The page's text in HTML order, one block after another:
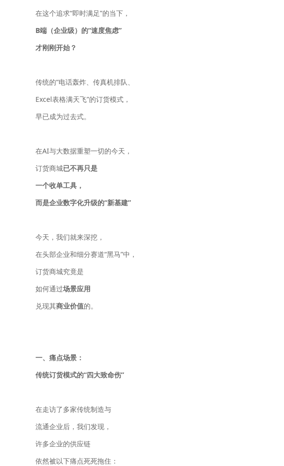
在这个追求“即时满足”的当下，
B端（企业级）的“速度焦虑”
才刚刚开始？
传统的“电话轰炸、传真机排队、
Excel表格满天飞”的订货模式，
早已成为过去式。
在AI与大数据重塑一切的今天，
订货商城已不再只是
一个收单工具，
而是企业数字化升级的“新基建”
今天，我们就来深挖，
在头部企业和细分赛道“黑马”中，
订货商城究竟是
如何通过场景应用
兑现其商业价值的。
一、痛点场景：
传统订货模式的“四大致命伤”
在走访了多家传统制造与
流通企业后，我们发现，
许多企业的供应链
依然被以下痛点死死拖住：